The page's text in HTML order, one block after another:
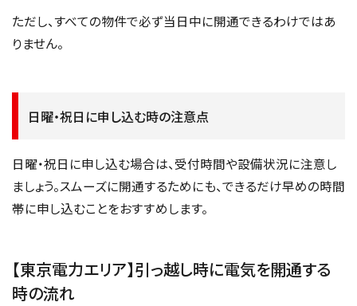
ただし、すべての物件で必ず当日中に開通できるわけではあ
りません。
日曜・祝日に申し込む時の注意点
日曜・祝日に申し込む場合は、受付時間や設備状況に注意し
ましょう。スムーズに開通するためにも、できるだけ早めの時間
帯に申し込むことをおすすめします。
【東京電力エリア】引っ越し時に電気を開通する
時の流れ